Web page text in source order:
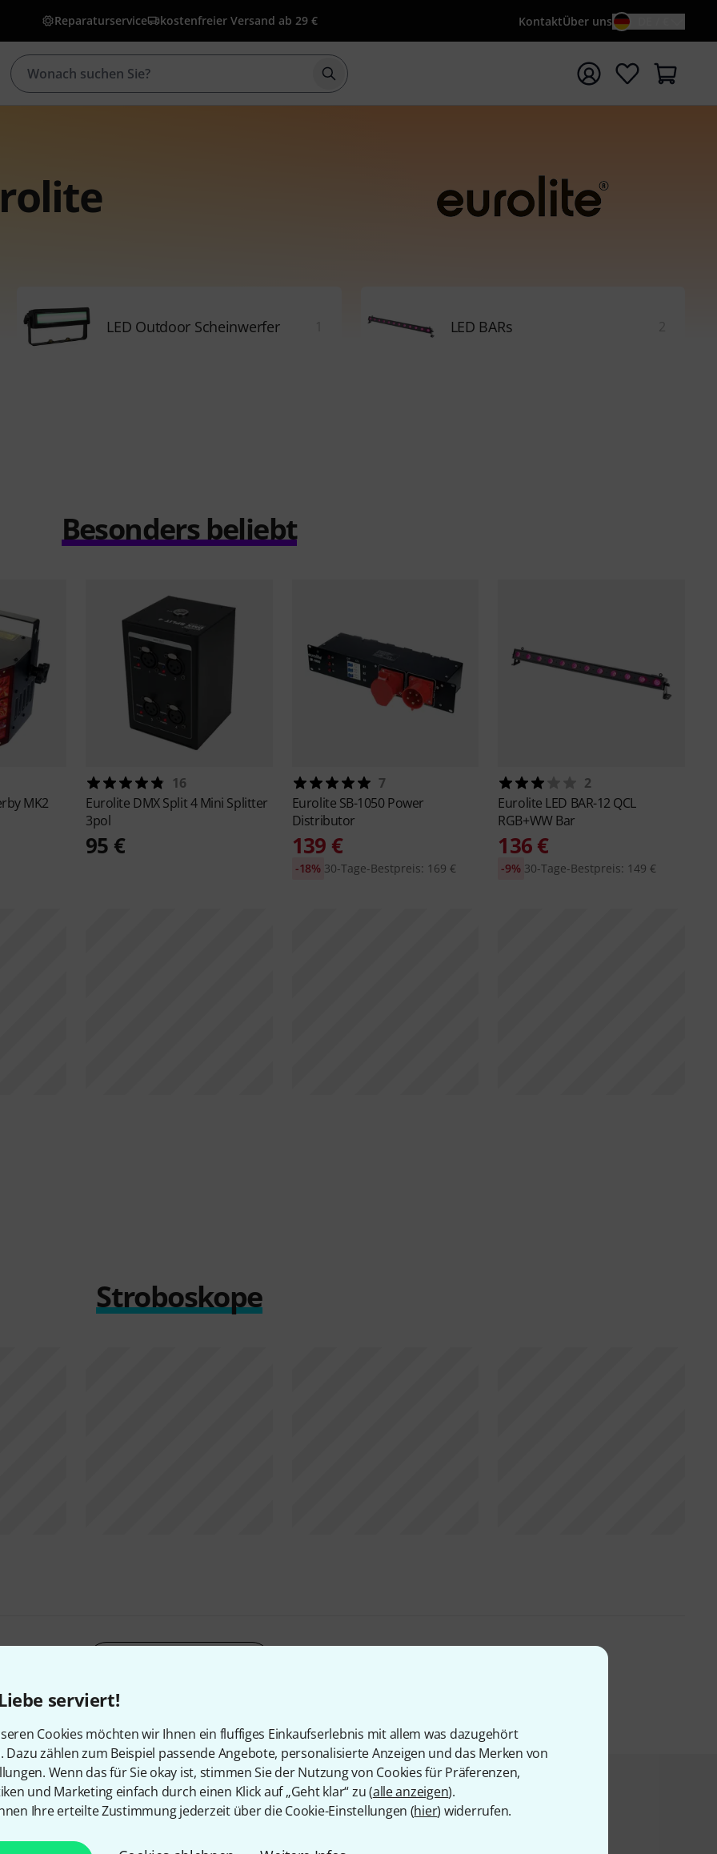
serviert!
Cookies möchten wir Ihnen ein fluffiges Einkaufserlebnis mit allem was dazugehört
Dazu zählen zum Beispiel passende Angebote, personalisierte Anzeigen und das Merken von
Wenn das für Sie okay ist, stimmen Sie der Nutzung von Cookies für Präferenzen,
und Marketing einfach durch einen Klick auf „Geht klar“ zu (alle anzeigen).
Ihre erteilte Zustimmung jederzeit über die Cookie-Einstellungen (hier) widerrufen.
Reparaturservice kostenfreier Versand ab 29 € KontaktÜber uns
Suche mit Suchwort {searchTerm} starten
LED Outdoor Scheinwerfer LED BARs
Besonders beliebt
MK2
16
Eurolite DMX Split 4 Mini Splitter
3pol
95 €
7
Eurolite SB-1050 Power
Distributor
139 €
30-Tage-Bestpreis: 169 €
-18%
2
Eurolite LED BAR-12 QCL
RGB+WW Bar
136 €
30-Tage-Bestpreis: 149 €
-9%
Stroboskope
Colour LED Scheinwerfer